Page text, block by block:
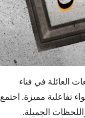
في فناء
تفاعلية مميزة. اجتمع
الجميلة.